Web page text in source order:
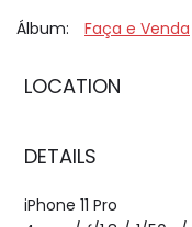
Álbum: Faça e Venda
LOCATION
DETAILS
iPhone 11 Pro